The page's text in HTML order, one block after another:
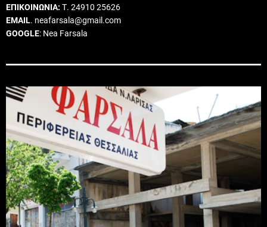
ΕΠΙΚΟΙΝΩΝΙΑ: Τ. 24910 25626
EMAIL. neafarsala@gmail.com
GOOGLE: Nea Farsala